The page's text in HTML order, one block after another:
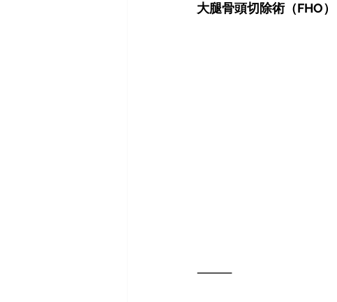
大腿骨頭切除術（FHO）
⸻